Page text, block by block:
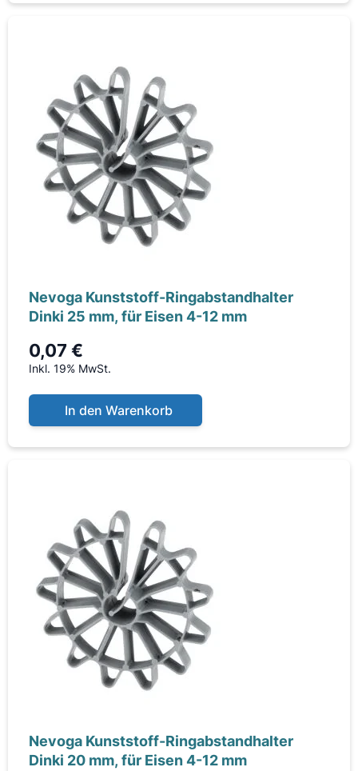
Nevoga Kunststoff-Ringabstandhalter
Dinki 25 mm, für Eisen 4-12 mm
0,07 €
Inkl. 19% MwSt.
In den Warenkorb
Nevoga Kunststoff-Ringabstandhalter
Dinki 20 mm, für Eisen 4-12 mm